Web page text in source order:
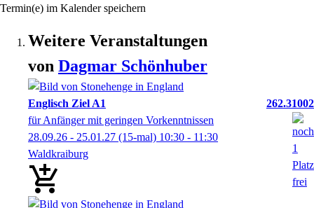
Termin(e) im Kalender speichern
Weitere Veranstaltungen
von Dagmar Schönhuber
Englisch Ziel A1
262.31002
für Anfänger mit geringen Vorkenntnissen
28.09.26 - 25.01.27 (15-mal) 10:30 - 11:30
Waldkraiburg